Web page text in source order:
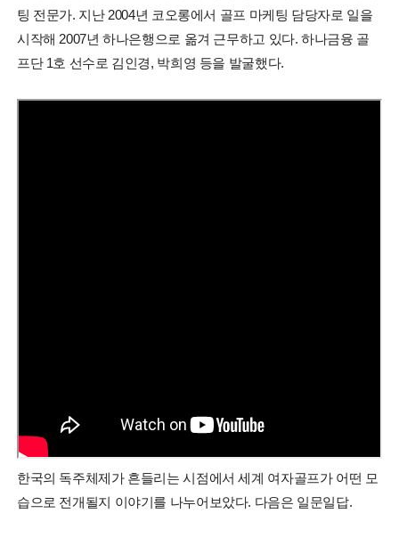
팅 전문가. 지난 2004년 코오롱에서 골프 마케팅 담당자로 일을
시작해 2007년 하나은행으로 옮겨 근무하고 있다. 하나금융 골
프단 1호 선수로 김인경, 박희영 등을 발굴했다.
한국의 독주체제가 흔들리는 시점에서 세계 여자골프가 어떤 모
습으로 전개될지 이야기를 나누어보았다. 다음은 일문일답.